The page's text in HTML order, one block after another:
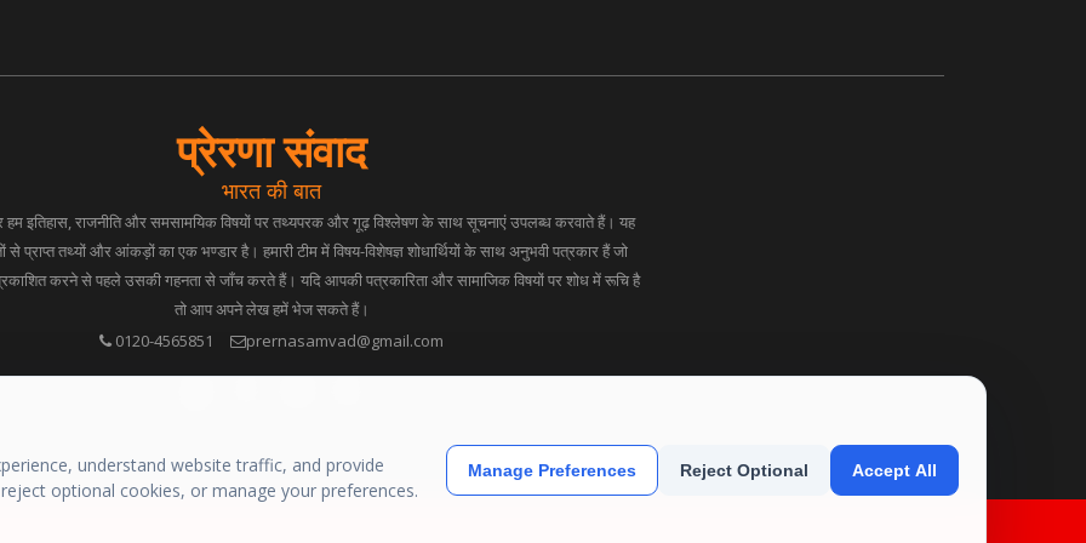
understand website traffic, and provide
optional cookies, or manage your preferences.
Manage Preferences Reject Optional Accept All
प्रेरणा संवाद
भारत की बात
हम इतिहास, राजनीति और समसामयिक विषयों पर तथ्यपरक और गूढ़ विश्लेषण के साथ सूचनाएं उपलब्ध करवाते हैं। यह
से प्राप्त तथ्यों और आंकड़ों का एक भण्डार है। हमारी टीम में विषय-विशेषज्ञ शोधार्थियों के साथ अनुभवी पत्रकार हैं जो
करने से पहले उसकी गहनता से जाँच करते हैं। यदि आपकी पत्रकारिता और सामाजिक विषयों पर शोध में रूचि है
तो आप अपने लेख हमें भेज सकते हैं।
0120-4565851
prernasamvad@gmail.com